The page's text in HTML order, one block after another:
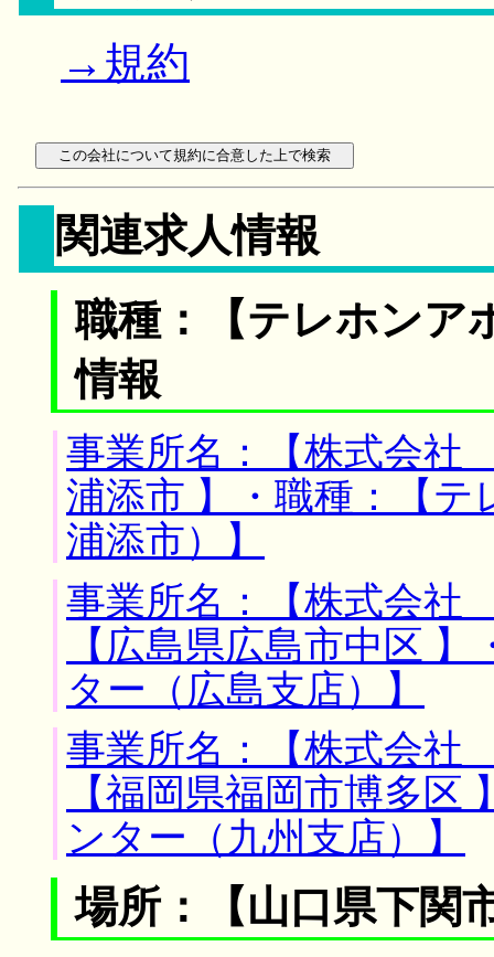
→規約
関連求人情報
職種：【テレホンア
情報
事業所名：【株式会社
浦添市 】・職種：【
浦添市）】
事業所名：【株式会
【広島県広島市中区
ター（広島支店）】
事業所名：【株式会
【福岡県福岡市博多
ンター（九州支店）】
場所：【山口県下関